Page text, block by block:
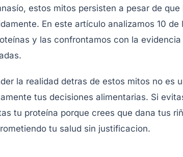
estos mitos persisten a pesar de
En este artículo analizamos 10
y las confrontamos con la
la realidad detras de estos mitos no es
tus decisiones alimentarias. Si
tu proteína porque crees que dana tus
tu salud sin justificacion.